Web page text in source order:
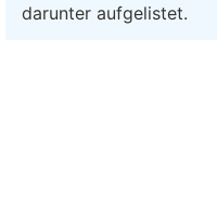
darunter aufgelistet.